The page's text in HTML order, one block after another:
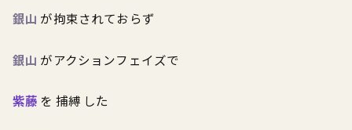
銀山 が拘束されておらず
銀山 がアクションフェイズで
紫藤 を 捕縛 した